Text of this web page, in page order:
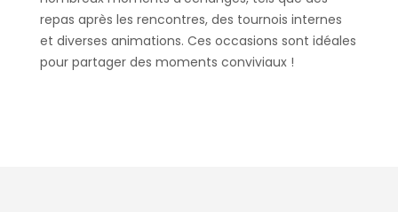
repas après les rencontres, des tournois internes
et diverses animations. Ces occasions sont idéales
pour partager des moments conviviaux !